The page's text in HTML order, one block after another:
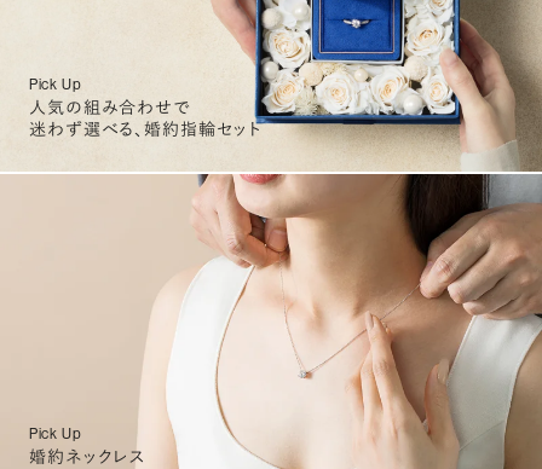
Pick Up
人気の組み合わせで
迷わず選べる、婚約指輪セット
Pick Up
婚約ネックレス